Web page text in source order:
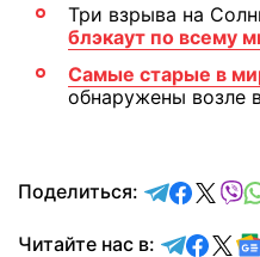
Три взрыва на
блэкаут по всему
Самые старые в
обнаружены возле
Поделиться:
Читайте нас в: